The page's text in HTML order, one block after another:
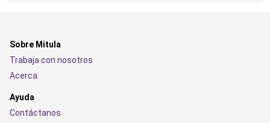
Sobre Mitula
Trabaja con nosotros
Acerca
Ayuda
Contáctanos